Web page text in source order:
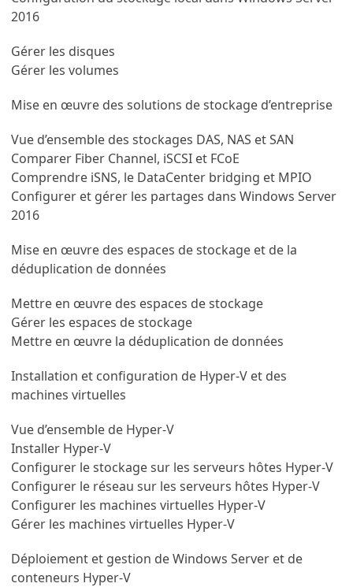
2016
Gérer les disques
Gérer les volumes
Mise en œuvre des solutions de stockage d’entreprise
Vue d’ensemble des stockages DAS, NAS et SAN
Comparer Fiber Channel, iSCSI et FCoE
Comprendre iSNS, le DataCenter bridging et MPIO
Configurer et gérer les partages dans Windows Server
2016
Mise en œuvre des espaces de stockage et de la
déduplication de données
Mettre en œuvre des espaces de stockage
Gérer les espaces de stockage
Mettre en œuvre la déduplication de données
Installation et configuration de Hyper-V et des
machines virtuelles
Vue d’ensemble de Hyper-V
Installer Hyper-V
Configurer le stockage sur les serveurs hôtes Hyper-V
Configurer le réseau sur les serveurs hôtes Hyper-V
Configurer les machines virtuelles Hyper-V
Gérer les machines virtuelles Hyper-V
Déploiement et gestion de Windows Server et de
conteneurs Hyper-V